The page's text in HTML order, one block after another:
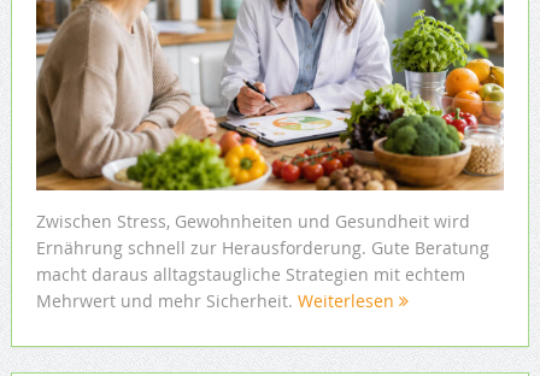
Zwischen Stress, Gewohnheiten und Gesundheit wird
Ernährung schnell zur Herausforderung. Gute Beratung
macht daraus alltagstaugliche Strategien mit echtem
Mehrwert und mehr Sicherheit. Weiterlesen